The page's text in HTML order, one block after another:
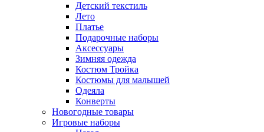
Детский текстиль
Лето
Платье
Подарочные наборы
Аксессуары
Зимняя одежда
Костюм Тройка
Костюмы для малышей
Одеяла
Конверты
Новогодные товары
Игровые наборы